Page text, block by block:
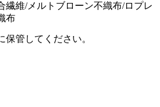
繊維/メルトブローン不織布/ロプレ
布
保管してください。